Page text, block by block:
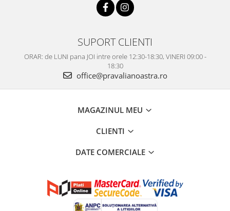
SUPORT CLIENTI
ORAR: de LUNI pana JOI intre orele 12:30-18:30, VINERI 09:00 -
18:30
office@pravalianoastra.ro
MAGAZINUL MEU
CLIENTI
DATE COMERCIALE